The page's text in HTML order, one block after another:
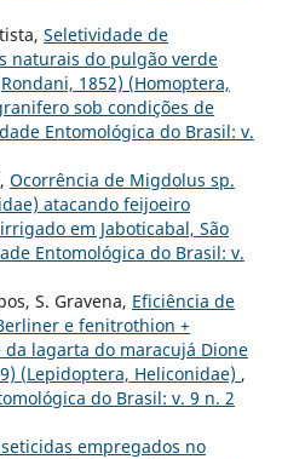
Seletividade de
naturais do pulgão verde
1852) (Homoptera,
sob condições de
Entomológica do Brasil: v.
Ocorrência de Migdolus sp.
atacando feijoeiro
em Jaboticabal, São
Entomológica do Brasil: v.
S. Gravena, Eficiência de
e fenitrothion +
lagarta do maracujá Dione
(Lepidoptera, Heliconidae) ,
do Brasil: v. 9 n. 2
empregados no